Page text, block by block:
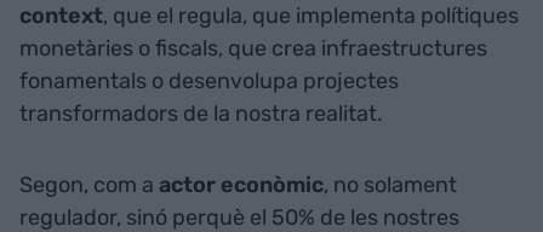
context, que el regula, que implementa polítiques
monetàries o fiscals, que crea infraestructures
fonamentals o desenvolupa projectes
transformadors de la nostra realitat.
Segon, com a actor econòmic, no solament
regulador, sinó perquè el 50% de les nostres